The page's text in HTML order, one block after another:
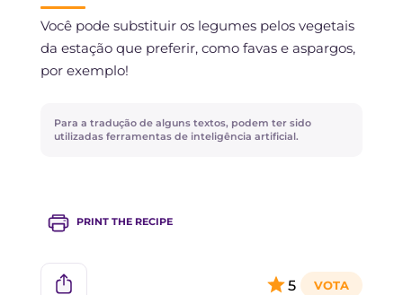
Você pode substituir os legumes pelos vegetais
da estação que preferir, como favas e aspargos,
por exemplo!
Para a tradução de alguns textos, podem ter sido
utilizadas ferramentas de inteligência artificial.
PRINT THE RECIPE
5